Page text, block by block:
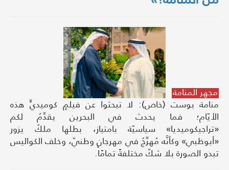
مجهر المنامة
منامة بوست (خاص): لا تبحثوا عن فيلمٍ كوميديٍّ هذه
الأيّام؛ فما يحدث في البحرين يقدِّمُ لكم
«تراجيكوميديا» سياسيّة بامتياز، بطلها ملكٌ يزور
«أبوظبي» وكأنَّه مُهرِّجٌ في مهرجانٍ وطنيّ، وخلف الكواليس
تبدو الصورة بلا شكّ مختلفةً تمامًا.